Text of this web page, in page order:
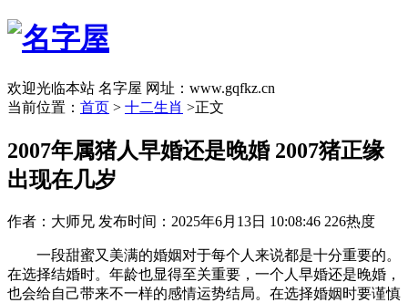
欢迎光临本站 名字屋 网址：www.gqfkz.cn
当前位置： 首页 > 十二生肖 >正文
2007年属猪人早婚还是晚婚 2007猪正缘
出现在几岁
作者：大师兄 发布时间：2025年6月13日 10:08:46 226热度
一段甜蜜又美满的婚姻对于每个人来说都是十分重要的。
在选择结婚时。年龄也显得至关重要，一个人早婚还是晚婚，
也会给自己带来不一样的感情运势结局。在选择婚姻时要谨慎